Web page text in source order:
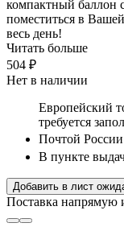
компактный баллон
поместиться в
весь день!
Читать больше
504 ₽
Нет в наличии
Европейский
требуется
Почтой России
В пункте
Добавить в лист
Поставка напрямую